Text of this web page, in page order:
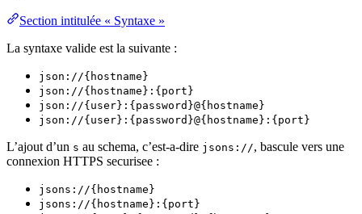
Section intitulée « Syntaxe »
La syntaxe valide est la suivante :
json://{hostname}
json://{hostname}:{port}
json://{user}:{password}@{hostname}
json://{user}:{password}@{hostname}:{port}
L’ajout d’un s au schema, c’est-a-dire jsons://, bascule vers une
connexion HTTPS securisee :
jsons://{hostname}
jsons://{hostname}:{port}